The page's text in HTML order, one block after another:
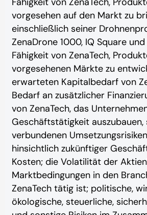
vorgesehen auf den Markt zu
einschließlich seiner
ZenaDrone 1000, IQ Square
Fähigkeit von ZenaTech,
vorgesehenen Märkte zu
erwarteten Kapitalbedarf von
Bedarf an zusätzlicher
von ZenaTech, das
Geschäftstätigkeit
verbundenen
hinsichtlich zukünftiger
Kosten; die Volatilität der
Marktbedingungen in den
ZenaTech tätig ist; politische,
ökologische, steuerliche,